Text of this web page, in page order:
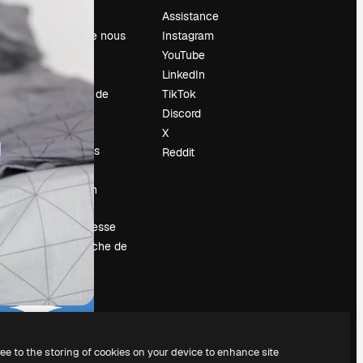
À propos de nous
Avis
Carrières
Tendances de
recherche
Événements
Slidesgo
Vendre mon
contenu
Salle de presse
À la recherche de
magnific.ai
Assistance
Instagram
YouTube
LinkedIn
TikTok
Discord
X
Reddit
to the storing of cookies on your device to enhance site